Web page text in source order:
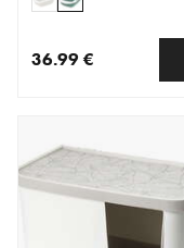
36.99 €